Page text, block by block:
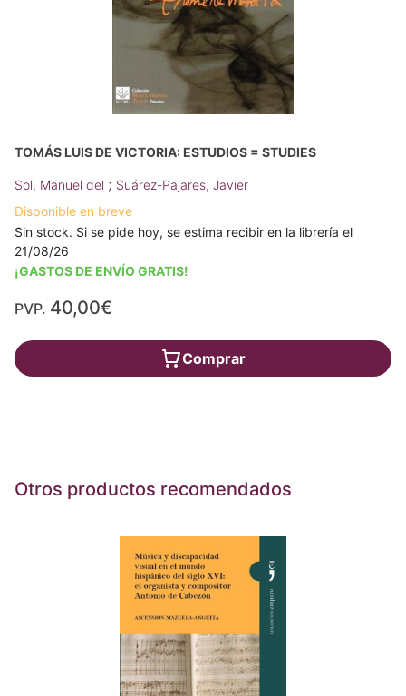
TOMÁS LUIS DE VICTORIA: ESTUDIOS = STUDIES
Sol, Manuel del ; Suárez-Pajares, Javier
Disponible en breve
Sin stock. Si se pide hoy, se estima recibir en la librería el
21/08/26
¡GASTOS DE ENVÍO GRATIS!
PVP. 40,00€
Comprar
Otros productos recomendados